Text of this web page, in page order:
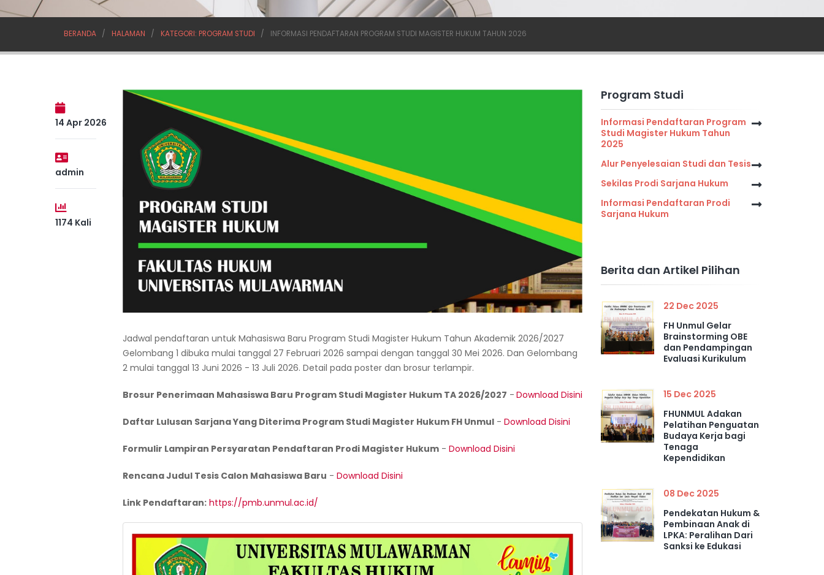
BERANDA HALAMAN KATEGORI: PROGRAM STUDI INFORMASI PENDAFTARAN PROGRAM STUDI MAGISTER HUKUM TAHUN 2026
14 Apr 2026
admin
1174 Kali
Jadwal pendaftaran untuk Mahasiswa Baru Program Studi Magister Hukum Tahun Akademik 2026/2027
Gelombang 1 dibuka mulai tanggal 27 Februari 2026 sampai dengan tanggal 30 Mei 2026. Dan Gelombang
2 mulai tanggal 13 Juni 2026 - 13 Juli 2026. Detail pada poster dan brosur terlampir.
Brosur Penerimaan Mahasiswa Baru Program Studi Magister Hukum TA 2026/2027 - Download Disini
Daftar Lulusan Sarjana Yang Diterima Program Studi Magister Hukum FH Unmul- Download Disini
Formulir Lampiran Persyaratan Pendaftaran Prodi Magister Hukum- Download Disini
Rencana Judul Tesis Calon Mahasiswa Baru - Download Disini
Link Pendaftaran: https://pmb.unmul.ac.id/
Program Studi
Informasi Pendaftaran Program
Studi Magister Hukum Tahun
2025
Alur Penyelesaian Studi dan Tesis
Sekilas Prodi Sarjana Hukum
Informasi Pendaftaran Prodi
Sarjana Hukum
Berita dan Artikel Pilihan
22 Dec 2025
FH Unmul Gelar
Brainstorming OBE
dan Pendampingan
Evaluasi Kurikulum
15 Dec 2025
FHUNMUL Adakan
Pelatihan Penguatan
Budaya Kerja bagi
Tenaga
Kependidikan
08 Dec 2025
Pendekatan Hukum &
Pembinaan Anak di
LPKA: Peralihan Dari
Sanksi ke Edukasi